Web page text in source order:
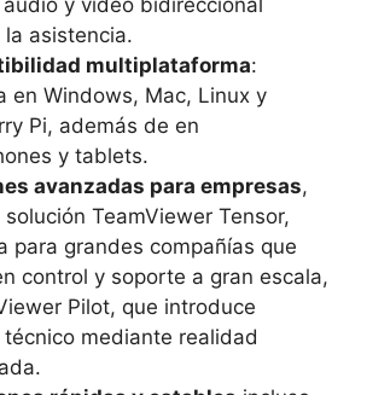
y vídeo bidireccional
asistencia.
multiplataforma:
en Windows, Mac, Linux y
Pi, además de en
y tablets.
avanzadas para empresas,
solución TeamViewer Tensor,
para grandes compañías que
control y soporte a gran escala,
Pilot, que introduce
mediante realidad